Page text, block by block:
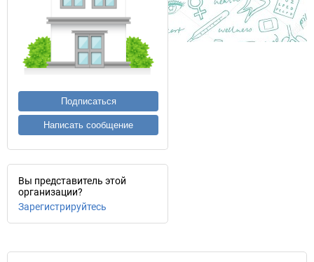
Подписаться
Написать сообщение
Вы представитель этой
организации?
Зарегистрируйтесь